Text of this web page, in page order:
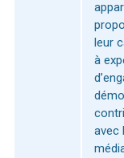
leur
à
avec